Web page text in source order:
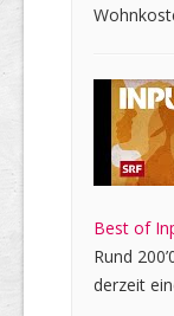
Best of
Rund
derzeit